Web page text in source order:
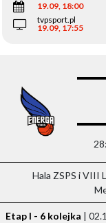
19.09, 18:00
tvpsport.pl
19.09, 17:55
Hala ZSPS i VIII
Etap I - 6 kolejka |